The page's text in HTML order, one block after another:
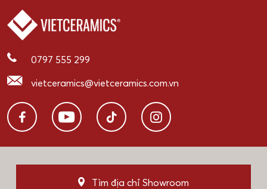
0797 555 299
vietceramics@vietceramics.com.vn
Tìm địa chỉ Showroom